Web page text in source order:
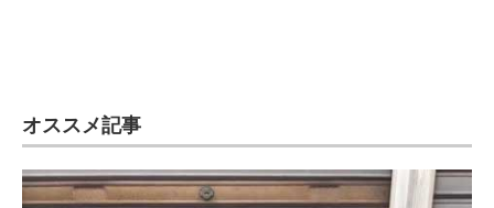
オススメ記事